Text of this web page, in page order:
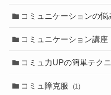
コミュニケーションの悩
コミュニケーション講座
コミュ力UPの簡単テク
コミュ障克服 (1)